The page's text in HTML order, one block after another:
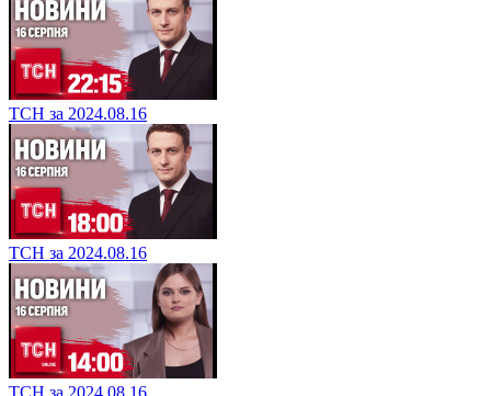
ТСН за 2024.08.16
ТСН за 2024.08.16
ТСН за 2024.08.16